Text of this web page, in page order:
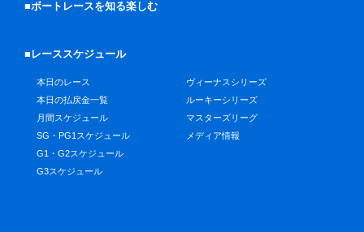
■ボートレースを知る楽しむ
■レーススケジュール
本日のレース
本日の払戻金一覧
月間スケジュール
SG・PG1スケジュール
G1・G2スケジュール
G3スケジュール
ヴィーナスシリーズ
ルーキーシリーズ
マスターズリーグ
メディア情報